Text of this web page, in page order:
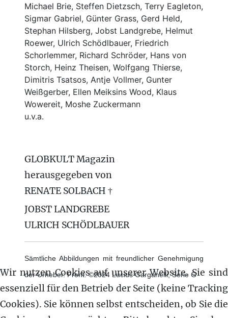
Michael Brie, Steffen Dietzsch, Terry Eagleton,
Sigmar Gabriel, Günter Grass, Gerd Held,
Stephan Hilsberg, Jobst Landgrebe, Helmut
Roewer, Ulrich Schödlbauer, Friedrich
Schorlemmer, Richard Schröder, Hans von
Storch, Heinz Theisen, Wolfgang Thierse,
Dimitris Tsatsos, Antje Vollmer, Gunter
Weißgerber, Ellen Meiksins Wood, Klaus
Wowereit, Moshe Zuckermann
u.v.a.
GLOBKULT Magazin
herausgegeben von
RENATE SOLBACH †
JOBST LANDGREBE
ULRICH SCHÖDLBAUER
Sämtliche Abbildungen mit freundlicher Genehmigung
der Urheber. Front: ©2024 Lucius Garganelli, Serie G
Wir nutzen Cookies auf unserer Website. Sie sind
essenziell für den Betrieb der Seite (keine Tracking
Cookies). Sie können selbst entscheiden, ob Sie die